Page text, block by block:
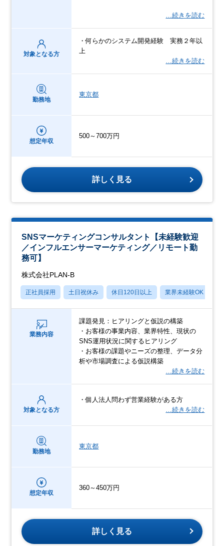
…続きを読む
対象となる方
・何らかのシステム開発経験 実務２年以
上
…続きを読む
勤務地
東京都
想定年収
500～700万円
詳しく見る
SNSマーケティングコンサルタント【未経験歓迎
／インフルエンサーマーケティング／リモート勤
務可】
株式会社PLAN-B
正社員採用 土日祝休み 休日120日以上 業界未経験OK
業務内容
課題発見：ヒアリングと仮説の構築
・お客様の事業内容、業界特性、現状の
SNS運用状況に関するヒアリング
・お客様の課題やニーズの整理、データ分
析や市場調査による仮説構築
…続きを読む
対象となる方
・個人法人問わず営業経験がある方
…続きを読む
勤務地
東京都
想定年収
360～450万円
詳しく見る